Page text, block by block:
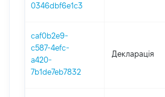
0346dbf6e1c3
caf0b2e9-
c587-4efc-
a420-
7b1de7eb7832
Декларація